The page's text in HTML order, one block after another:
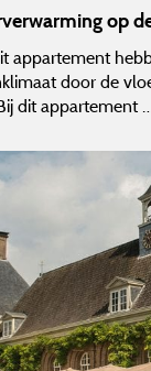
op
appartement
door de
dit appartement